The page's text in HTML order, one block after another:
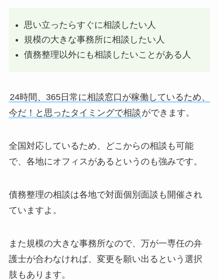
思い立ったらすぐに相談したい人
規模の大きな事務所に相談したい人
債務整理以外にも相談したいことがある人
24時間、365日常に相談窓口が稼働しているため、
今だ！と思ったタイミングで相談 ができます。
全国対応しているため、どこからの相談も可能
で、各地にオフィスがあるというのも強みです。
債務整理の相談は各地で対面個別面談も開催され
ていますよ。
また規模の大きな事務所なので、万が一専任の弁
護士が合わなければ、変更を願い出るという選択
肢もあります。